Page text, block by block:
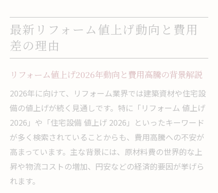
リフォーム費用比較で注目すべき最新値上
げ情報
リフォーム業界の2026年値上げと費用差の
実態
値上げ時代のリフォーム予算を賢く守るコツ
リフォーム値上げ前に予算を守る見積もり
比較術
リフォーム費用高騰を抑えるための賢い交
渉ポイント
リフォーム予算オーバーを防ぐ優先順位の
最新リフォーム値上げ動向と費用
差の理由
リフォーム値上げ2026年動向と費用高騰の背景解説
2026年に向けて、リフォーム業界では建築資材や住宅設
備の値上げが続く見通しです。特に「リフォーム 値上げ
2026」や「住宅設備 値上げ 2026」といったキーワード
が多く検索されていることからも、費用高騰への不安が
高まっています。主な背景には、原材料費の世界的な上
昇や物流コストの増加、円安などの経済的要因が挙げら
れます。